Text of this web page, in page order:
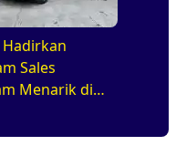
Sales
Menarik di
hingga